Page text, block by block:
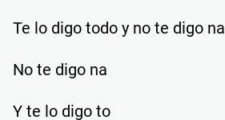
Te lo digo todo y no te digo na
No te digo na
Y te lo digo to